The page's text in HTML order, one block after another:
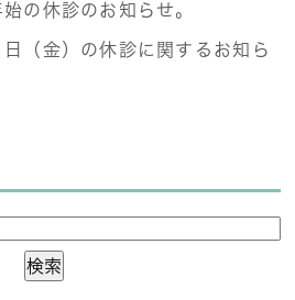
の休診のお知らせ。
（金）の休診に関するお知ら